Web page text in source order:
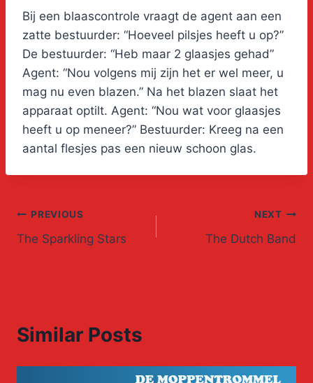
Bij een blaascontrole vraagt de agent aan een
zatte bestuurder: “Hoeveel pilsjes heeft u op?”
De bestuurder: “Heb maar 2 glaasjes gehad”
Agent: “Nou volgens mij zijn het er wel meer, u
mag nu even blazen.” Na het blazen slaat het
apparaat optilt. Agent: “Nou wat voor glaasjes
heeft u op meneer?” Bestuurder: Kreeg na een
aantal flesjes pas een nieuw schoon glas.
Post
navigation
PREVIOUS
The Sparkling Stars
NEXT
The Dutch Band
Similar Posts